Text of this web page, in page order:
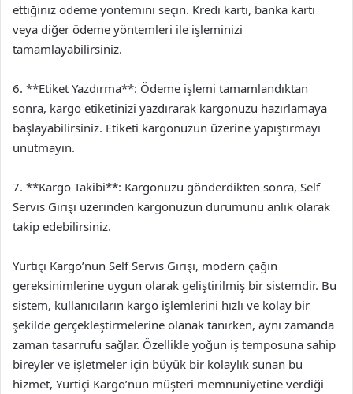
ettiğiniz ödeme yöntemini seçin. Kredi kartı, banka kartı
veya diğer ödeme yöntemleri ile işleminizi
tamamlayabilirsiniz.
6. **Etiket Yazdırma**: Ödeme işlemi tamamlandıktan
sonra, kargo etiketinizi yazdırarak kargonuzu hazırlamaya
başlayabilirsiniz. Etiketi kargonuzun üzerine yapıştırmayı
unutmayın.
7. **Kargo Takibi**: Kargonuzu gönderdikten sonra, Self
Servis Girişi üzerinden kargonuzun durumunu anlık olarak
takip edebilirsiniz.
Yurtiçi Kargo’nun Self Servis Girişi, modern çağın
gereksinimlerine uygun olarak geliştirilmiş bir sistemdir. Bu
sistem, kullanıcıların kargo işlemlerini hızlı ve kolay bir
şekilde gerçekleştirmelerine olanak tanırken, aynı zamanda
zaman tasarrufu sağlar. Özellikle yoğun iş temposuna sahip
bireyler ve işletmeler için büyük bir kolaylık sunan bu
hizmet, Yurtiçi Kargo’nun müşteri memnuniyetine verdiği